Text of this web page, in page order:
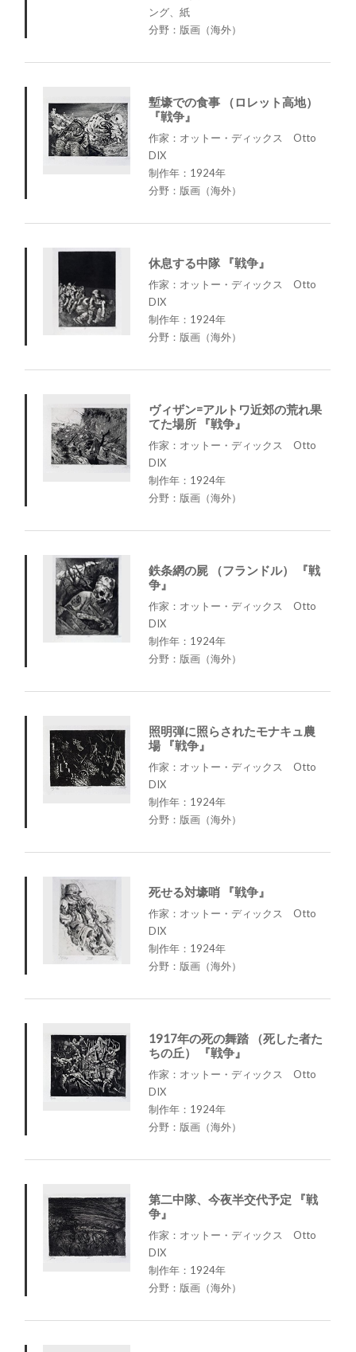
ング、紙
分野：版画（海外）
塹壕での食事 （ロレット高地）
『戦争』
作家：オットー・ディックス Otto
DIX
制作年：1924年
分野：版画（海外）
休息する中隊 『戦争』
作家：オットー・ディックス Otto
DIX
制作年：1924年
分野：版画（海外）
ヴィザン=アルトワ近郊の荒れ果
てた場所 『戦争』
作家：オットー・ディックス Otto
DIX
制作年：1924年
分野：版画（海外）
鉄条網の屍 （フランドル） 『戦
争』
作家：オットー・ディックス Otto
DIX
制作年：1924年
分野：版画（海外）
照明弾に照らされたモナキュ農
場 『戦争』
作家：オットー・ディックス Otto
DIX
制作年：1924年
分野：版画（海外）
死せる対壕哨 『戦争』
作家：オットー・ディックス Otto
DIX
制作年：1924年
分野：版画（海外）
1917年の死の舞踏 （死した者た
ちの丘） 『戦争』
作家：オットー・ディックス Otto
DIX
制作年：1924年
分野：版画（海外）
第二中隊、今夜半交代予定 『戦
争』
作家：オットー・ディックス Otto
DIX
制作年：1924年
分野：版画（海外）